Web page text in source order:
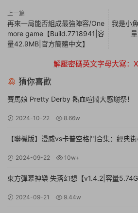
上一篇
再來一局能否組成最強陣容/One
more game【Build.7718941|容
量42.9MB|官方簡體中文】
我是小
解壓密碼英文字母大寫：
猜你喜歡
賽馬娘 Pretty Derby 熱血喧鬧大感謝祭！
2024-10-22 8.66w
【聯機版】漫威vs卡普空格鬥合集：經典
Collection: Arcade Classics
2024-09-22 10w+
東方彈幕神樂 失落幻想【v1.4.2|容量
2024-09-21 9.44w